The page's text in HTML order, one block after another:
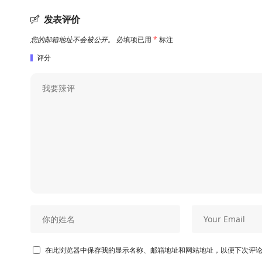
发表评价
您的邮箱地址不会被公开。 必填项已用 * 标注
评分
在此浏览器中保存我的显示名称、邮箱地址和网站地址，以便下次评论